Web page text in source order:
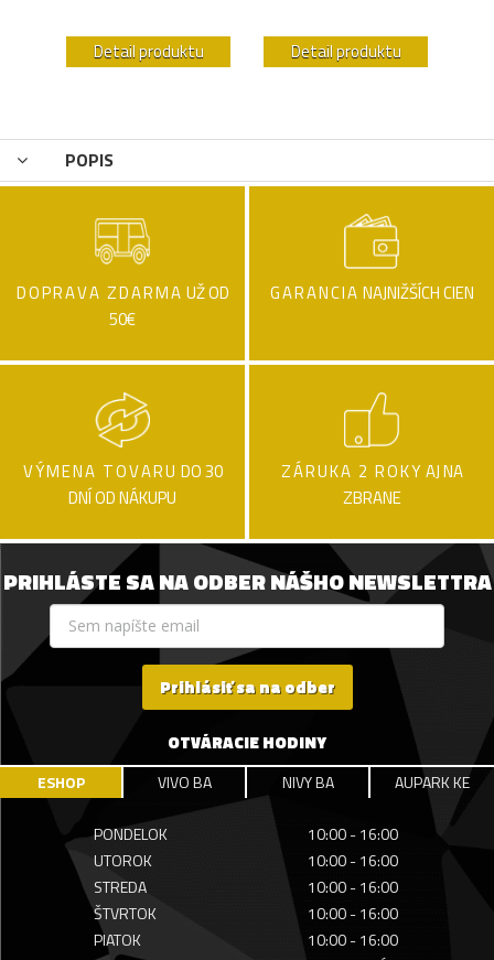
Detail produktu Detail produktu
POPIS
DOPRAVA ZDARMA UŽ OD
50€
GARANCIA NAJNIŽŠÍCH CIEN
VÝMENA TOVARU DO 30
DNÍ OD NÁKUPU
ZÁRUKA 2 ROKY AJ NA
ZBRANE
PRIHLÁSTE SA NA ODBER NÁŠHO NEWSLETTRA
Prihlásiť sa na odber
OTVÁRACIE HODINY
ESHOP VIVO BA NIVY BA AUPARK KE
PONDELOK
10:00 - 16:00
UTOROK
10:00 - 16:00
STREDA
10:00 - 16:00
ŠTVRTOK
10:00 - 16:00
PIATOK
10:00 - 16:00